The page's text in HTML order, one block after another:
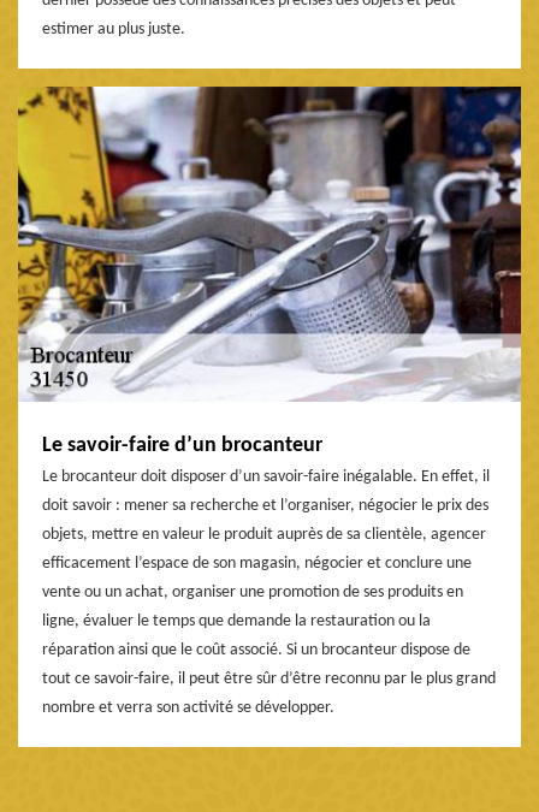
estimer au plus juste.
Le savoir-faire d’un brocanteur
Le brocanteur doit disposer d’un savoir-faire inégalable. En effet, il
doit savoir : mener sa recherche et l’organiser, négocier le prix des
objets, mettre en valeur le produit auprès de sa clientèle, agencer
efficacement l’espace de son magasin, négocier et conclure une
vente ou un achat, organiser une promotion de ses produits en
ligne, évaluer le temps que demande la restauration ou la
réparation ainsi que le coût associé. Si un brocanteur dispose de
tout ce savoir-faire, il peut être sûr d’être reconnu par le plus grand
nombre et verra son activité se développer.